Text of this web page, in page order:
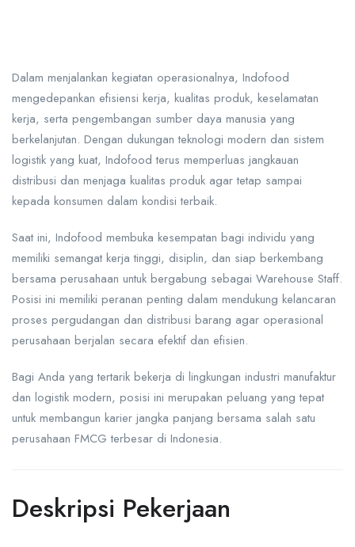
Dalam menjalankan kegiatan operasionalnya, Indofood
mengedepankan efisiensi kerja, kualitas produk, keselamatan
kerja, serta pengembangan sumber daya manusia yang
berkelanjutan. Dengan dukungan teknologi modern dan sistem
logistik yang kuat, Indofood terus memperluas jangkauan
distribusi dan menjaga kualitas produk agar tetap sampai
kepada konsumen dalam kondisi terbaik.
Saat ini, Indofood membuka kesempatan bagi individu yang
memiliki semangat kerja tinggi, disiplin, dan siap berkembang
bersama perusahaan untuk bergabung sebagai Warehouse Staff.
Posisi ini memiliki peranan penting dalam mendukung kelancaran
proses pergudangan dan distribusi barang agar operasional
perusahaan berjalan secara efektif dan efisien.
Bagi Anda yang tertarik bekerja di lingkungan industri manufaktur
dan logistik modern, posisi ini merupakan peluang yang tepat
untuk membangun karier jangka panjang bersama salah satu
perusahaan FMCG terbesar di Indonesia.
Deskripsi Pekerjaan